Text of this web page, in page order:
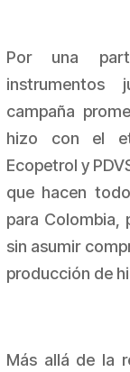
Por una
instrumentos
campaña
hizo con el
Ecopetrol y
que hacen
para Colombia,
sin asumir
producción de
Más allá de la